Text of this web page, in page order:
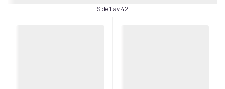
Side 1 av 42